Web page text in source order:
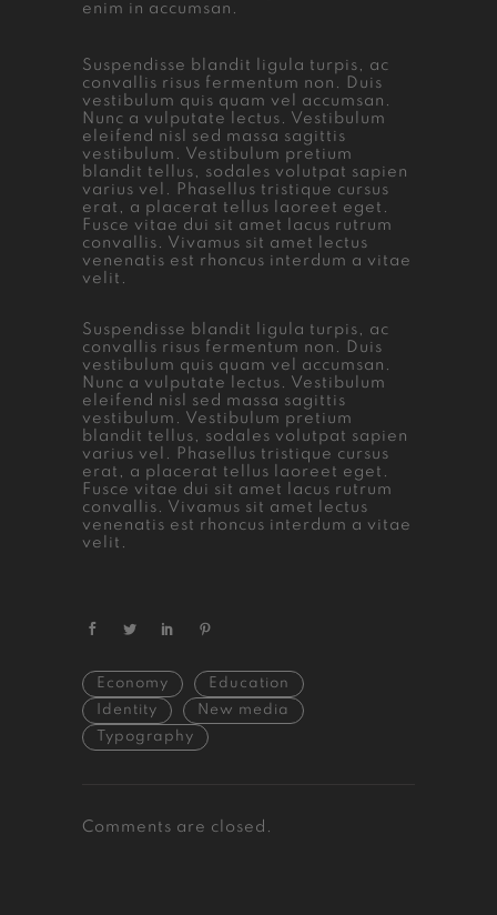
enim in accumsan.
Suspendisse blandit ligula turpis, ac
convallis risus fermentum non. Duis
vestibulum quis quam vel accumsan.
Nunc a vulputate lectus. Vestibulum
eleifend nisl sed massa sagittis
vestibulum. Vestibulum pretium
blandit tellus, sodales volutpat sapien
varius vel. Phasellus tristique cursus
erat, a placerat tellus laoreet eget.
Fusce vitae dui sit amet lacus rutrum
convallis. Vivamus sit amet lectus
venenatis est rhoncus interdum a vitae
velit.
Suspendisse blandit ligula turpis, ac
convallis risus fermentum non. Duis
vestibulum quis quam vel accumsan.
Nunc a vulputate lectus. Vestibulum
eleifend nisl sed massa sagittis
vestibulum. Vestibulum pretium
blandit tellus, sodales volutpat sapien
varius vel. Phasellus tristique cursus
erat, a placerat tellus laoreet eget.
Fusce vitae dui sit amet lacus rutrum
convallis. Vivamus sit amet lectus
venenatis est rhoncus interdum a vitae
velit.
Economy
Education
Identity
New media
Typography
Comments are closed.